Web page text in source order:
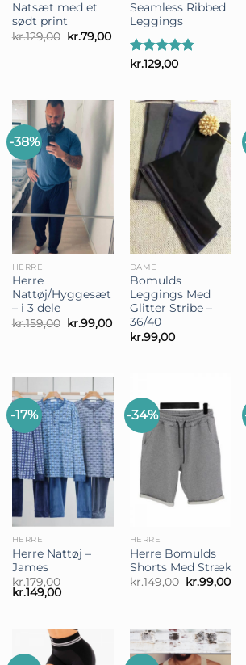
Natsæt med et
sødt print
kr.129,00 Den
oprindelige
kr.79,00Den
aktuelle
pris
Seamless Ribbed
Leggings
Vurderet
kr.129,00
-38%
HERRE
Herre
Nattøj/Hyggesæt
– i 3 dele
kr.159,00 Den
oprindelige
kr.99,00Den
aktuelle
pris
DAME
Bomulds
Leggings Med
Glitter Stribe –
36/40
kr.99,00
-17%
HERRE
Herre Nattøj –
James
kr.179,00
Den
oprindelige
kr.179,00.
kr.149,00Den
kr.149,00.
-34%
HERRE
Herre Bomulds
Shorts Med Stræk
kr.149,00 Den
kr.99,00